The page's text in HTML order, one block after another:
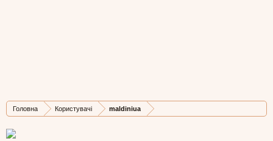
Головна Користувачі maldiniua
Дописів
1
Карма
4
Бали
3